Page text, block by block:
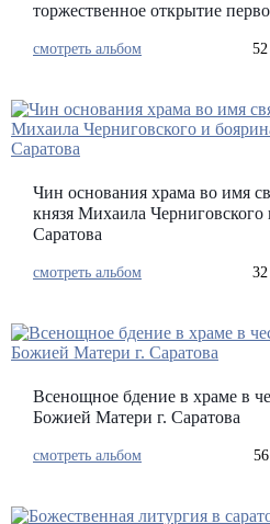
торжественное открытие
смотреть альбом 52
Чин основания храма во имя
князя Михаила Черниговского
Саратова
смотреть альбом 32
Всенощное бдение в храме в
Божией Матери г. Саратова
смотреть альбом 56